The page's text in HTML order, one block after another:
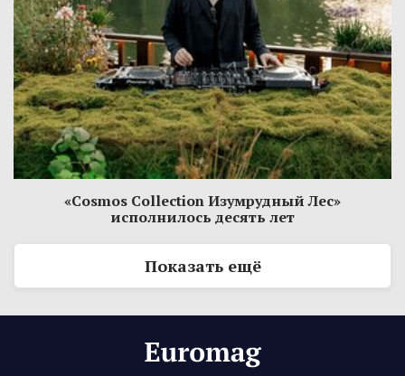
«Cosmos Collection Изумрудный Лес»
исполнилось десять лет
Показать ещё